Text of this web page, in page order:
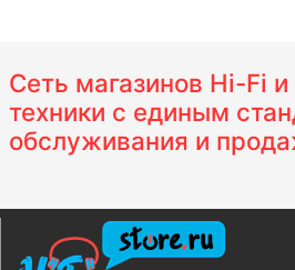
Сеть магазинов Hi-Fi
техники с единым
обслуживания и